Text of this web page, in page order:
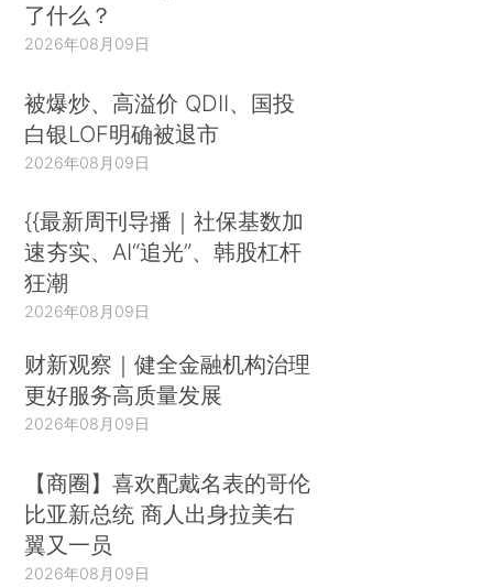
了什么？
2026年08月09日
被爆炒、高溢价 QDII、国投
白银LOF明确被退市
2026年08月09日
{{最新周刊导播｜社保基数加
速夯实、AI“追光”、韩股杠杆
狂潮
2026年08月09日
财新观察｜健全金融机构治理
更好服务高质量发展
2026年08月09日
【商圈】喜欢配戴名表的哥伦
比亚新总统 商人出身拉美右
翼又一员
2026年08月09日